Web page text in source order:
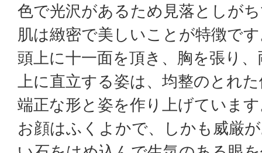
色で光沢があるため見落としが
肌は緻密で美しいことが特徴で
頭上に十一面を頂き、胸を張り
上に直立する姿は、均整のとれ
端正な形と姿を作り上げていま
お顔はふくよかで、しかも威厳